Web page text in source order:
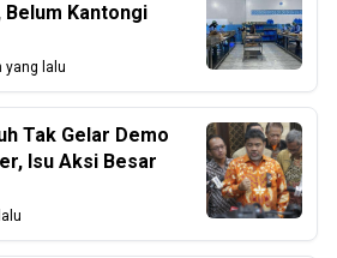
Kantongi
yang lalu
Tak Gelar Demo
Isu Aksi Besar